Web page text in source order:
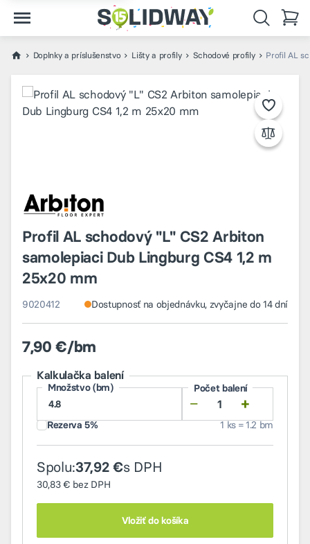
Doplnky a príslušenstvo Lišty a profily Schodové profily Profil AL
Profil AL schodový "L" CS2 Arbiton
samolepiaci Dub Lingburg CS4 1,2 m
25x20 mm
9020412 Dostupnosť na objednávku, zvyčajne do 14 dní
7,90 €/bm
Kalkulačka balení
Množstvo (bm) Počet balení
− +
Rezerva 5% 1 ks = 1.2 bm
Spolu:37,92 €s DPH
30,83 € bez DPH
Vložiť do košíka